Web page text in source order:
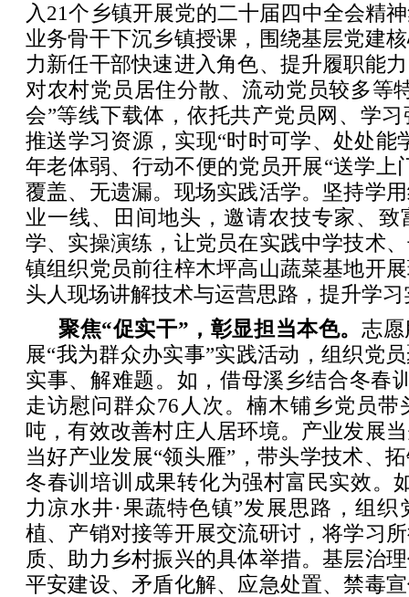
入21个乡镇开展党的二十届四中全会精
业务骨干下沉乡镇授课，围绕基层党建
力新任干部快速进入角色、提升履职能
对农村党员居住分散、流动党员较多等
会”等线下载体，依托共产党员网、学
推送学习资源，实现“时时可学、处处能
年老体弱、行动不便的党员开展“送学上
覆盖、无遗漏。现场实践活学。坚持学
业一线、田间地头，邀请农技专家、致
学、实操演练，让党员在实践中学技术
镇组织党员前往梓木坪高山蔬菜基地开
头人现场讲解技术与运营思路，提升学
聚焦“促实干”，彰显担当本色。 志
展“我为群众办实事”实践活动，组织党
实事、解难题。如，借母溪乡结合冬春
走访慰问群众76人次。楠木铺乡党员带
吨，有效改善村庄人居环境。产业发展
当好产业发展“领头雁”，带头学技术、
冬春训培训成果转化为强村富民实效。
力凉水井·果蔬特色镇”发展思路，组
植、产销对接等开展交流研讨，将学习
质、助力乡村振兴的具体举措。基层治
平安建设、矛盾化解、应急处置、禁毒